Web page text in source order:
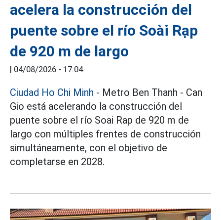
acelera la construcción del
puente sobre el río Soài Rạp
de 920 m de largo
| 04/08/2026 - 17:04
Ciudad Ho Chi Minh - Metro Ben Thanh - Can
Gio está acelerando la construcción del
puente sobre el río Soai Rap de 920 m de
largo con múltiples frentes de construcción
simultáneamente, con el objetivo de
completarse en 2028.